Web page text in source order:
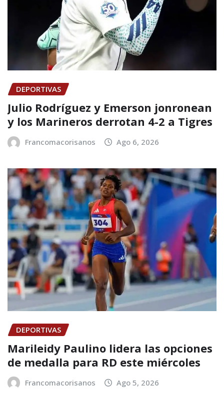
DEPORTIVAS
Julio Rodríguez y Emerson jonronean
y los Marineros derrotan 4-2 a Tigres
Francomacorisanos Ago 6, 2026
DEPORTIVAS
Marileidy Paulino lidera las opciones
de medalla para RD este miércoles
Francomacorisanos Ago 5, 2026